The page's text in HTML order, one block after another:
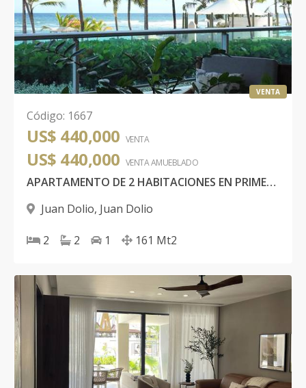
VENTA
Código: 1667
US$ 440,000 VENTA
US$ 440,000 VENTA AMUEBLADO
APARTAMENTO DE 2 HABITACIONES EN PRIMERA LÍNEA DE PLAYA, MARBELLA JUAN DOLIO
Juan Dolio, Juan Dolio
2 2 1 161 Mt2